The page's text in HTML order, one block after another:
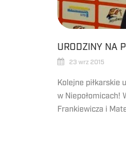
URODZINY NA
23 wrz 2015
Kolejne piłkarskie
w Niepołomicach!
Frankiewicza i